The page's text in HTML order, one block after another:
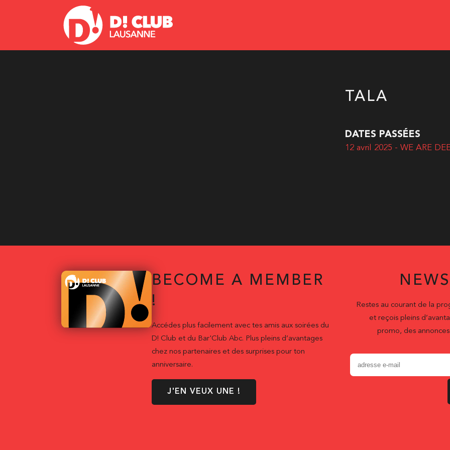
TALA
DATES PASSÉES
12 avril 2025 - WE ARE
BECOME A MEMBER
!
Accédes plus facilement avec tes amis aux soirées du
D! Club et du Bar'Club Abc. Plus pleins d’avantages
chez nos partenaires et des surprises pour ton
anniversaire.
J'EN VEUX UNE !
Restes au courant de la
et reçois pleins
promo, des